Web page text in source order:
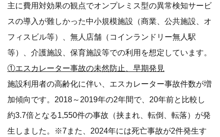
主に費用対効果の観点でオンプレミス型の異常検知サービ
スの導入が難しかった中小規模施設（商業、公共施設、オ
フィスビル等）、無人店舗（コインランドリー無人駅
等）、介護施設、保育施設等での利用を想定しています。
①エスカレーター事故の未然防止、早期発見
施設利用者の高齢化に伴い、エスカレーター事故件数が増
加傾向です。2018～2019年の2年間で、20年前と比較し
約3.7倍となる1,550件の事故（挟まれ、転倒、転落）が発
生しました。※7また、2024年には死亡事故が2件発生す